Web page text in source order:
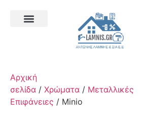
Αρχική
σελίδα / Χρώματα / Μεταλλικές
Επιφάνειες / Minio